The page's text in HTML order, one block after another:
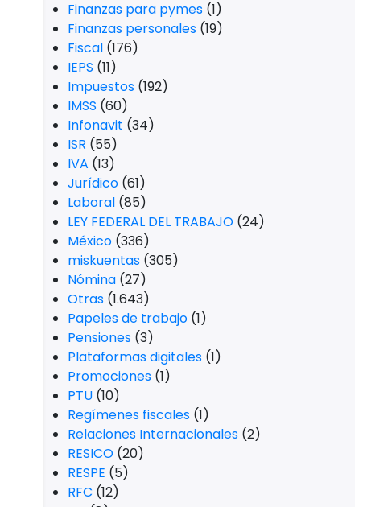
Finanzas para pymes (1)
Finanzas personales (19)
Fiscal (176)
IEPS (11)
Impuestos (192)
IMSS (60)
Infonavit (34)
ISR (55)
IVA (13)
Jurídico (61)
Laboral (85)
LEY FEDERAL DEL TRABAJO (24)
México (336)
miskuentas (305)
Nómina (27)
Otras (1.643)
Papeles de trabajo (1)
Pensiones (3)
Plataformas digitales (1)
Promociones (1)
PTU (10)
Regímenes fiscales (1)
Relaciones Internacionales (2)
RESICO (20)
RESPE (5)
RFC (12)